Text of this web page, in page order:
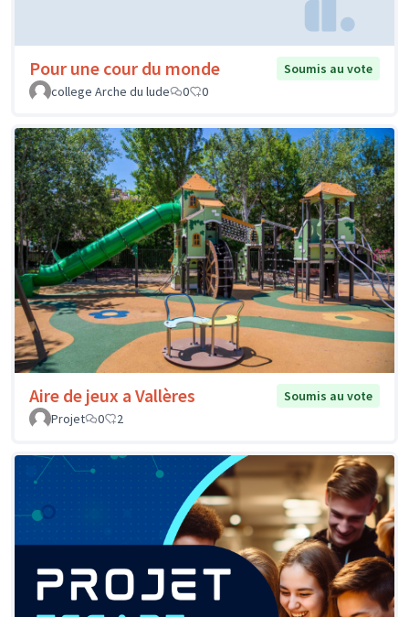
Pour une cour du monde
Soumis au vote
college Arche du lude
0 0
Aire de jeux a Vallères
Soumis au vote
Projet
0 2